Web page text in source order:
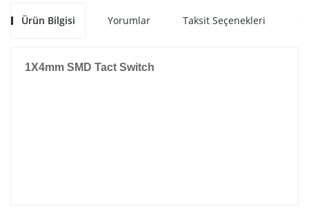
Ürün Bilgisi Yorumlar Taksit Seçenekleri
1X4mm SMD Tact Switch